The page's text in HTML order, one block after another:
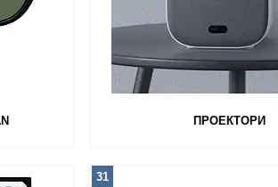
ПРОЕКТОРИ
31